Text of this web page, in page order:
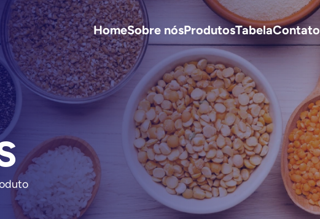
HomeSobre nósProdutosTabelaContato